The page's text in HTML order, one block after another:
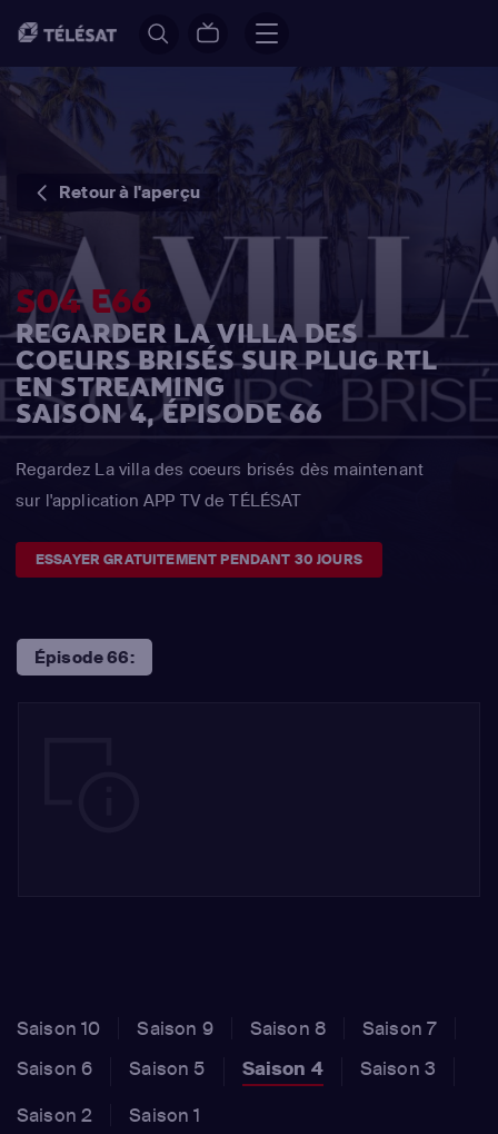
Retour à l'aperçu
S04 E66
REGARDER LA VILLA DES
COEURS BRISÉS SUR PLUG RTL
EN STREAMING
SAISON 4, ÉPISODE 66
Regardez La villa des coeurs brisés dès maintenant
sur l'application APP TV de TÉLÉSAT
ESSAYER GRATUITEMENT PENDANT 30 JOURS
Épisode 66:
Saison 10 Saison 9 Saison 8
Saison 7
Saison 6
Saison 5 Saison 4
Saison 3
Saison 2
Saison 1